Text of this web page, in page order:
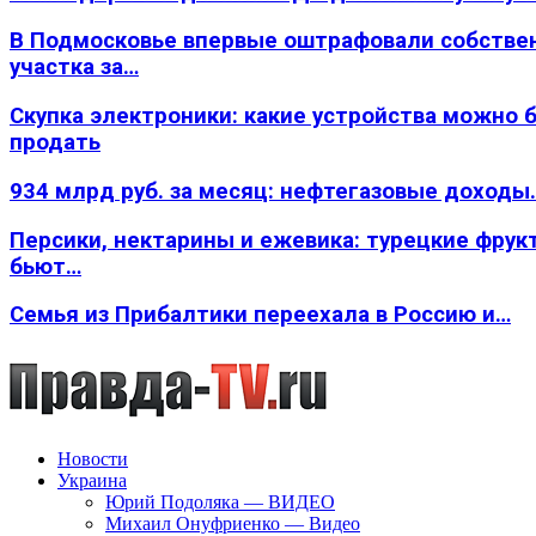
В Подмосковье впервые оштрафовали
участка за…
Скупка электроники: какие устройства можно
продать
934 млрд руб. за месяц: нефтегазовые
Персики, нектарины и ежевика: турецкие
бьют…
Семья из Прибалтики переехала в Россию и…
Новости
Украина
Юрий Подоляка — ВИДЕО
Михаил Онуфриенко — Видео